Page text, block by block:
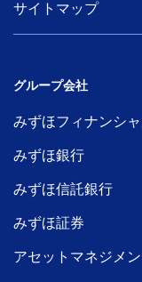
サイトマップ
グループ会社
みずほフィナンシ
みずほ銀行
みずほ信託銀行
みずほ証券
アセットマネジメ